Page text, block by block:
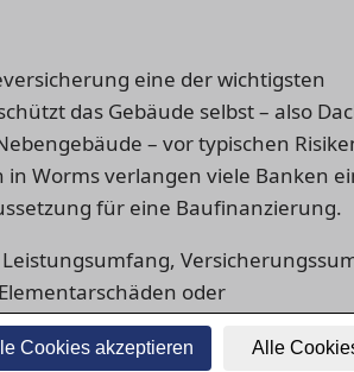
Cookies akzeptieren Alle
eine der wichtigsten
das Gebäude selbst – also
– vor typischen
in Worms verlangen viele Banken
für eine Baufinanzierung.
oder
Wer sein Haus optimal absichern
Vertrag steht.